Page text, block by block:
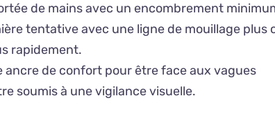
de mains avec un encombrement
tentative avec une ligne de mouillage
rapidement.
ancre de confort pour être face aux vagues
soumis à une vigilance visuelle.